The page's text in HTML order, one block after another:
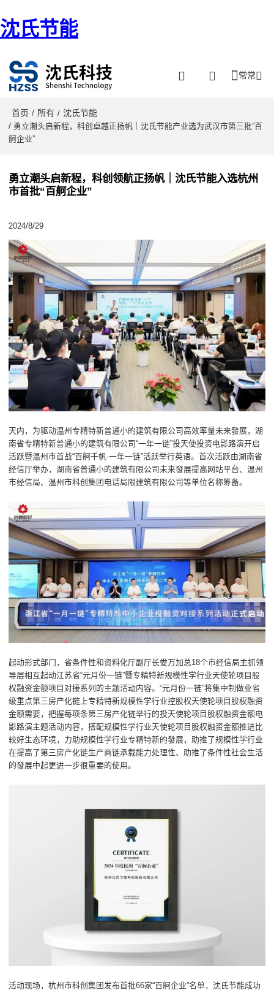
沈氏节能
常常
首页 / 所有 / 沈氏节能
/ 勇立潮头启新程，科创卓越正扬帆｜沈氏节能产业选为武汉市第三批“百
舸企业”
勇立潮头启新程，科创领航正扬帆｜沈氏节能入选杭州
市首批“百舸企业”
2024/8/29
天内，为驱动温州专精特新普通小的建筑有限公司高效率量未来發展，湖
南省专精特新普通小的建筑有限公司“一年一链”投天使投资电影路演开启
活跃暨温州市首战“百舸千帆·一年一链”活跃举行英语。首次活跃由湖南省
经信厅举办，湖南省普通小的建筑有限公司未来發展提高网站平台、温州
市经信局、温州市科创集团电话局限建筑有限公司等单位名称筹备。
起动形式部门，省条件性和资料化厅副厅长娄万加总18个市经信局主抓领
导层相互起动江苏省“元月份一链”暨专精特新规模性学行业天使轮项目股
权融资金额项目对接系列的主题活动内容。“元月份一链”将集中制做业省
级重点第三房产化链上专精特新规模性学行业控股权天使轮项目股权融资
金额需要，把握每项条第三房产化链举行的投天使轮项目股权融资金额电
影路演主题活动内容，搭配规模性学行业天使轮项目股权融资金额推进比
较好生态环境，力助规模性学行业专精特新的發展，助推了规模性学行业
在提高了第三房产化链生产商链承载能力处理性、助推了条件性社会生活
的發展中起更进一步很重要的使用。
活动现场，杭州市科创集团发布首批66家“百舸企业”名单，沈氏节能成功